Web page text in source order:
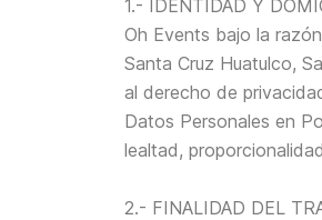
1.- IDENTIDAD Y
Oh Events bajo la
Santa Cruz Huatulco,
al derecho de
Datos Personales en
lealtad,
2.- FINALIDAD DEL